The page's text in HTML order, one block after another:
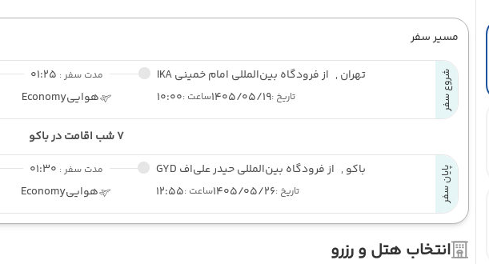
مسیر سفر
شروع سفر تهران , از فرودگاه بین‌المللی امام خمینی IKA
تاریخ :1405/05/19ساعت :10:00
مدت سفر : 01:25
هواییEconomy
7 شب اقامت در باکو
پایان سفر باکو , از فرودگاه بین‌المللی حیدر علی‌اف GYD
تاریخ :1405/05/26ساعت :12:55
مدت سفر : 01:30
هواییEconomy
انتخاب هتل و رزرو